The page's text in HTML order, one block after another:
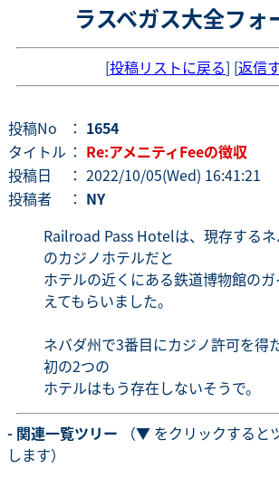
ラスベガス大全フォ
[投稿リストに戻る] [返信
投稿No ： 1654
タイトル ： Re:アメニティFeeの徴収
投稿日
： 2022/10/05(Wed) 16:41:21
投稿者
： NY
Railroad Pass Hotelは、現存する
のカジノホテルだと
ホテルの近くにある鉄道博物館の
えてもらいました。
ネバダ州で3番目にカジノ許可を得
初の2つの
ホテルはもう存在しないそうで。
- 関連一覧ツリー （▼ をクリックすると
します）